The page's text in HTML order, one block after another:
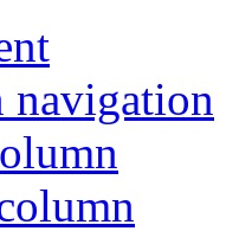
navigation